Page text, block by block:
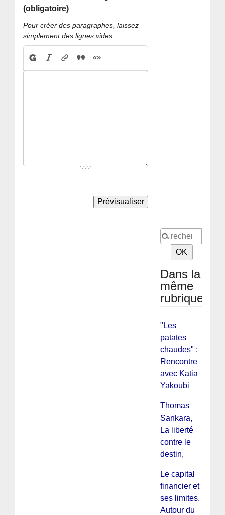
(obligatoire)
Pour créer des paragraphes, laissez
simplement des lignes vides.
Dans la
même
rubrique
"Les
patates
chaudes" :
Rencontre
avec Katia
Yakoubi
Thomas
Sankara,
La liberté
contre le
destin,
Le capital
financier et
ses limites.
Autour du